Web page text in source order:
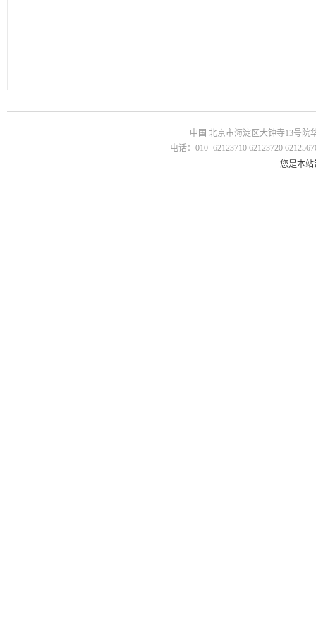
中国 北京市海淀区大钟寺13号院
电话：010- 62123710 62123720
您是本